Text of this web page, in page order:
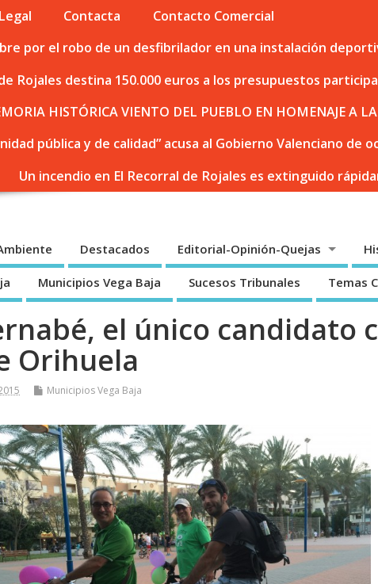
Contacta
Contacto Comercial
por el robo de un desfibrilador en una instalación
Rojales destina 150.000 euros a los presupuestos
HISTÓRICA VIENTO DEL PUEBLO EN HOMENAJE A
pública y de calidad” acusa al Gobierno Valenciano
Un incendio en El Recorral de Rojales es extinguido
Destacados Editorial-Opinión-Quejas
Municipios Vega Baja Sucesos Tribunales Temas
el único candidato
Orihuela
Municipios Vega Baja